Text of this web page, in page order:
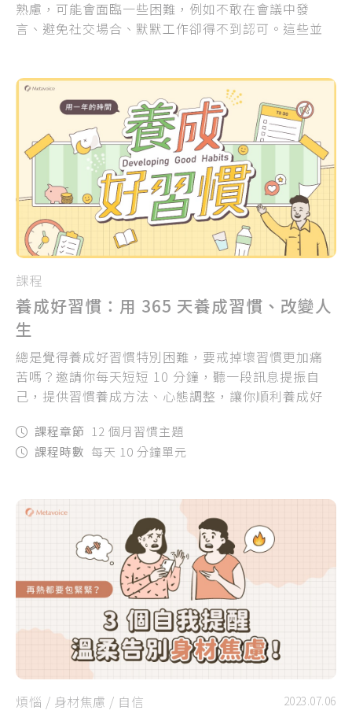
熟慮，可能會面臨一些困難，例如不敢在會議中發
言、避免社交場合、默默工作卻得不到認可。這些並
被看見。
課程
養成好習慣：用 365 天養成習慣、改變人
生
總是覺得養成好習慣特別困難，要戒掉壞習慣更加痛
苦嗎？邀請你每天短短 10 分鐘，聽一段訊息提振自
己，提供習慣養成方法、心態調整，讓你順利養成好
課程章節 12 個月習慣主題
課程時數 每天 10 分鐘單元
煩惱 / 身材焦慮 / 自信 2023.07.06